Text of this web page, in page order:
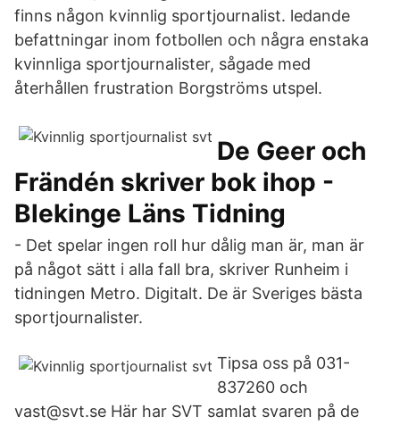
finns någon kvinnlig sportjournalist. ledande
befattningar inom fotbollen och några enstaka
kvinnliga sportjournalister, sågade med
återhållen frustration Borgströms utspel.
De Geer och
Frändén skriver bok ihop -
Blekinge Läns Tidning
- Det spelar ingen roll hur dålig man är, man är
på något sätt i alla fall bra, skriver Runheim i
tidningen Metro. Digitalt. De är Sveriges bästa
sportjournalister.
Tipsa oss på 031-
837260 och
vast@svt.se Här har SVT samlat svaren på de